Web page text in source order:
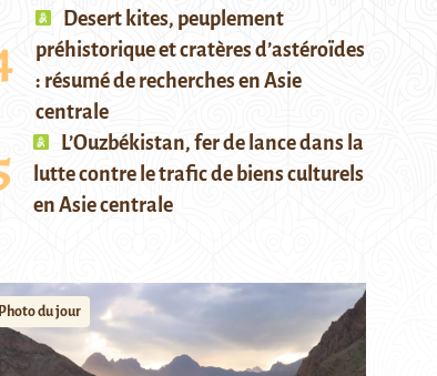
Desert kites, peuplement
préhistorique et cratères d’astéroïdes
: résumé de recherches en Asie
centrale
L’Ouzbékistan, fer de lance dans la
lutte contre le trafic de biens culturels
en Asie centrale
Photo du jour